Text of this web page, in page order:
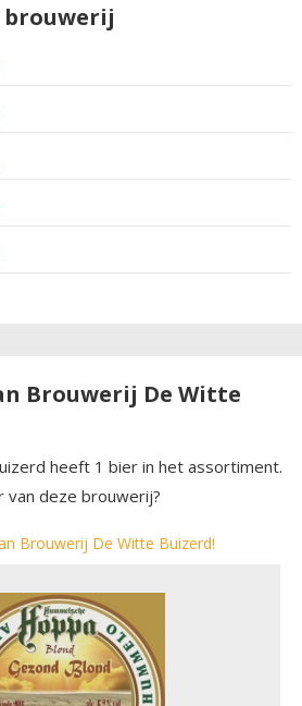
Brouwerij De Witte
heeft 1 bier in het assortiment.
deze brouwerij?
Brouwerij De Witte Buizerd!